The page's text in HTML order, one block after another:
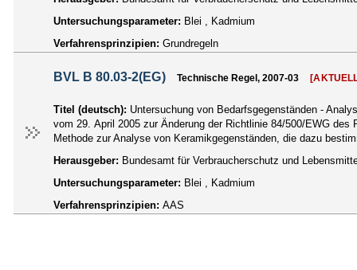
Untersuchungsparameter: Blei , Kadmium
Verfahrensprinzipien: Grundregeln
BVL B 80.03-2(EG) Technische Regel, 2007-03
Titel (deutsch): Untersuchung von Bedarfsgegenständen -
vom 29. April 2005 zur Änderung der Richtlinie 84/500/EWG
Methode zur Analyse von Keramikgegenständen, die dazu
Herausgeber: Bundesamt für Verbraucherschutz und
Untersuchungsparameter: Blei , Kadmium
Verfahrensprinzipien: AAS